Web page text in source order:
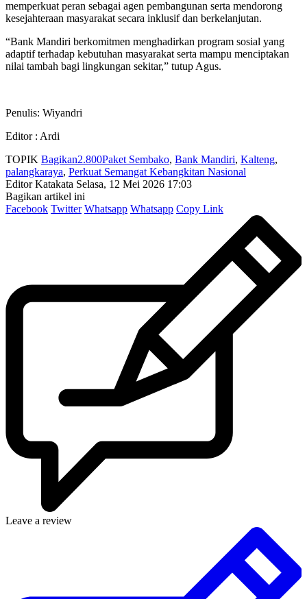
memperkuat peran sebagai agen pembangunan serta mendorong
kesejahteraan masyarakat secara inklusif dan berkelanjutan.
“Bank Mandiri berkomitmen menghadirkan program sosial yang
adaptif terhadap kebutuhan masyarakat serta mampu menciptakan
nilai tambah bagi lingkungan sekitar,” tutup Agus.
Penulis: Wiyandri
Editor : Ardi
TOPIK Bagikan2.800Paket Sembako, Bank Mandiri, Kalteng,
palangkaraya, Perkuat Semangat Kebangkitan Nasional
Editor Katakata Selasa, 12 Mei 2026 17:03
Bagikan artikel ini
Facebook Twitter Whatsapp Whatsapp Copy Link
Leave a review